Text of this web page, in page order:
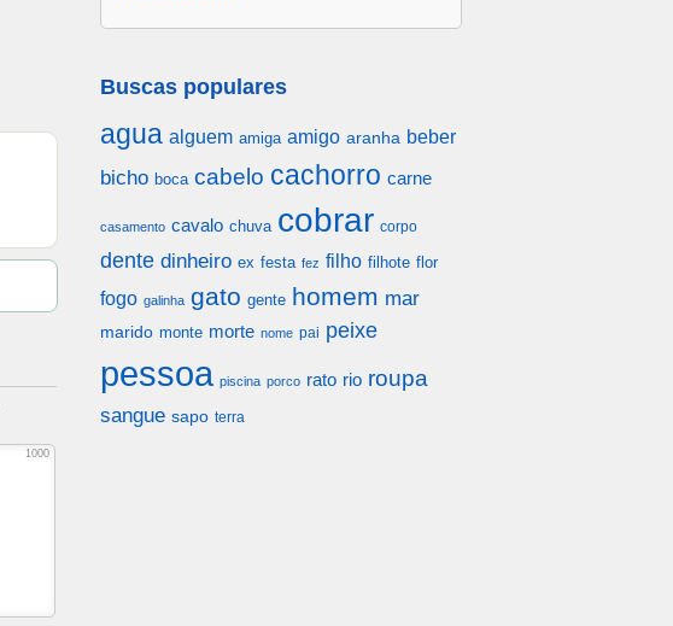
1000
Buscas populares
agua alguem amiga amigo aranha beber
bicho boca cabelo cachorro carne
casamento cavalo chuva cobrar corpo
dente dinheiro ex festa fez filho filhote flor
fogo galinha gato gente homem mar
marido monte morte nome pai peixe
pessoa piscina porco rato rio roupa
sangue sapo terra